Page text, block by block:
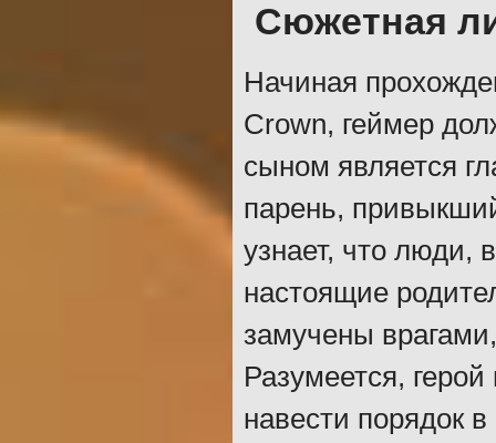
Сюжетная
Начиная
Crown, геймер
сыном является
парень,
узнает, что люди,
настоящие
замучены
Разумеется,
навести порядок